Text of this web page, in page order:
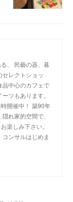
、 民藝の器、暮
レクトショッ
品中心のカフェで
ツもあります。
開催中！ 築90年
れ家的空間で、
楽しみ下さい。
ンサルはじめま